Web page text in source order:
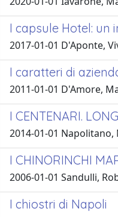
I capsule Hotel:
2017-01-01 D'Aponte,
I caratteri di
2011-01-01 D'Amore,
I CENTENARI.
2014-01-01 Napolitano,
I CHINORINCHI
2006-01-01 Sandulli,
I chiostri di Napoli